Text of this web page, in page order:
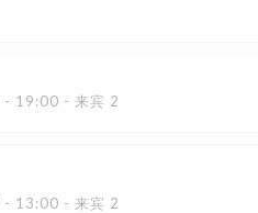
- 19:00 - 来宾 2
- 13:00 - 来宾 2